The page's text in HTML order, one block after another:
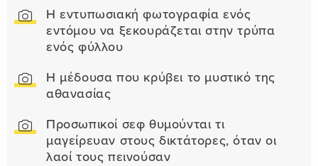
Η εντυπωσιακή φωτογραφία ενός
εντόμου να ξεκουράζεται στην τρύπα
ενός φύλλου
Η μέδουσα που κρύβει το μυστικό της
αθανασίας
Προσωπικοί σεφ θυμούνται τι
μαγείρευαν στους δικτάτορες, όταν οι
λαοί τους πεινούσαν